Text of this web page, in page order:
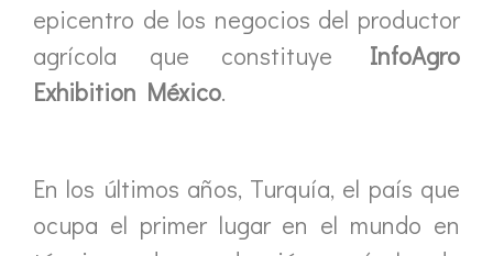
epicentro de los negocios del productor
agrícola que constituye InfoAgro
Exhibition México.
En los últimos años, Turquía, el país que
ocupa el primer lugar en el mundo en